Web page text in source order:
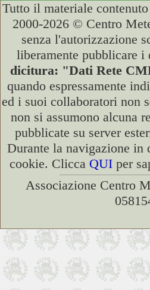
Tutto il materiale
2000-2026 © Centro
senza l'autorizzazione
liberamente pubblicare
dicitura: "Dati Rete
quando espressamente
ed i suoi collaboratori non
non si assumono alcuna
pubblicate su server
Durante la navigazione in
cookie. Clicca QUI per
Associazione Centro